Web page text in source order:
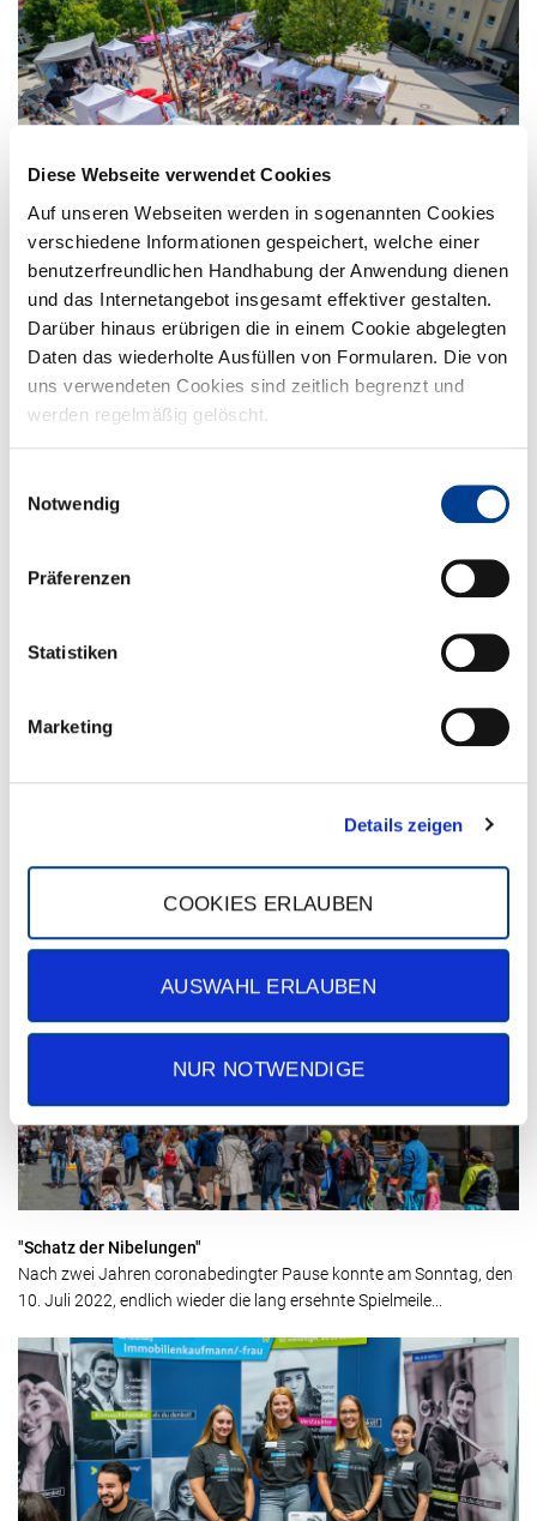
Diese Webseite verwendet Cookies
Auf unseren Webseiten werden in sogenannten Cookies
verschiedene Informationen gespeichert, welche einer
benutzerfreundlichen Handhabung der Anwendung dienen
und das Internetangebot insgesamt effektiver gestalten.
Darüber hinaus erübrigen die in einem Cookie abgelegten
Daten das wiederholte Ausfüllen von Formularen. Die von
uns verwendeten Cookies sind zeitlich begrenzt und
werden regelmäßig gelöscht.
Notwendig
Präferenzen
Statistiken
Marketing
Details zeigen
COOKIES ERLAUBEN
AUSWAHL ERLAUBEN
NUR NOTWENDIGE
Sommerfest 10 Jahre Quartiersentwicklung "Am Alsterplatz"
Tolles Fest bei bestem Wetter!
Zehn Jahre Quartiersentwicklung am Alsterplatz waren der Anlass
Badespaß für 370 Schüler*innen
Im März 2022 haben Grundschulen in ganz Braunschweig
tatkräftig bei der Aktion Stadtputz mitgewirkt. Unter allen teilneh...
"Schatz der Nibelungen"
Nach zwei Jahren coronabedingter Pause konnte am Sonntag, den
10. Juli 2022, endlich wieder die lang ersehnte Spielmeile...